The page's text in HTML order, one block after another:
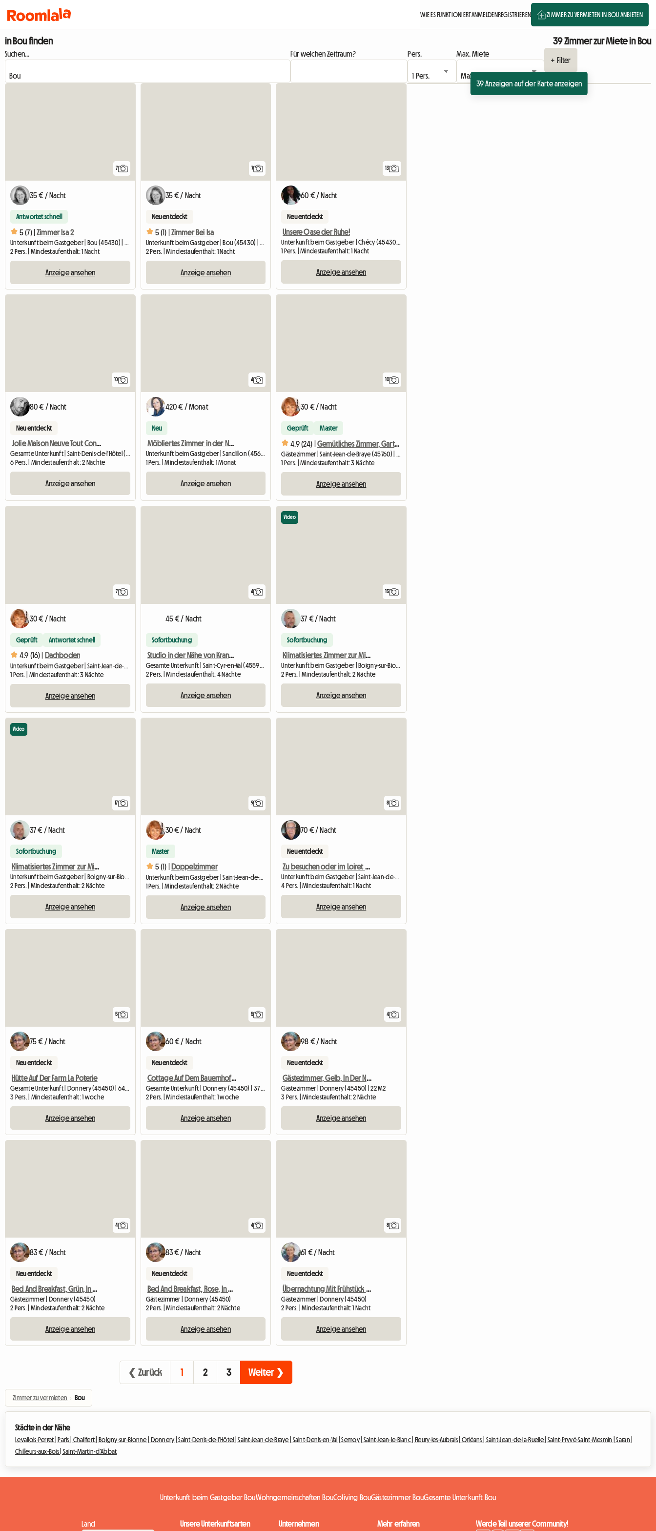
WIE ES FUNKTIONIERTANMELDENREGISTRIEREN ZIMMER ZU VERMIETEN IN BOU ANBIETEN
in Bou finden 39 Zimmer zur Miete in Bou
Suchen... Für welchen Zeitraum? Pers.
Max. Miete
+ Filter
39 Anzeigen auf der Karte anzeigen
7
35 € / Nacht
Antwortet schnell
5 (7) | Zimmer Isa 2
Unterkunft beim Gastgeber | Bou (45430) | 12 M2
2 Pers. | Mindestaufenthalt: 1 Nacht
Anzeige ansehen
7
35 € / Nacht
Neu entdeckt
5 (1) | Zimmer Bei Isa
Unterkunft beim Gastgeber | Bou (45430) | 12 M2
2 Pers. | Mindestaufenthalt: 1 Nacht
Anzeige ansehen
13
60 € / Nacht
Neu entdeckt
Unsere Oase der Ruhe!
Unterkunft beim Gastgeber | Chécy (45430) | 10 M2
1 Pers. | Mindestaufenthalt: 1 Nacht
Anzeige ansehen
10
80 € / Nacht
Neu entdeckt
Jolie Maison Neuve Tout Confort Idéal Professionnels
Gesamte Unterkunft | Saint-Denis-de-l'Hôtel (45550) | 80 M2
6 Pers. | Mindestaufenthalt: 2 Nächte
Anzeige ansehen
4
420 € / Monat
Neu
Möbliertes Zimmer in der Nähe von UNIVERSITÄT, UNIKLINIK, CNRS, BRGM, INRAE
Unterkunft beim Gastgeber | Sandillon (45640) | 10 M2
1 Pers. | Mindestaufenthalt: 1 Monat
Anzeige ansehen
10
30 € / Nacht
Geprüft Master
4.9 (24) | Gemütliches Zimmer, Gartenblick
Gästezimmer | Saint-Jean-de-Braye (45760) | 16 M2
1 Pers. | Mindestaufenthalt: 3 Nächte
Anzeige ansehen
7
30 € / Nacht
Geprüft Antwortet schnell
4.9 (16) | Dachboden
Unterkunft beim Gastgeber | Saint-Jean-de-Braye (45760) | 24 M2
1 Pers. | Mindestaufenthalt: 3 Nächte
Anzeige ansehen
4
45 € / Nacht
Sofortbuchung
Studio in der Nähe von Krankenhaus, CNRS, BRGM
2 Pers. | Mindestaufenthalt: 4 Nächte
Anzeige ansehen
15
Video
37 € / Nacht
Sofortbuchung
Klimatisiertes Zimmer zur Miete in einem Einfamilienhaus
2 Pers. | Mindestaufenthalt: 2 Nächte
Anzeige ansehen
17
Video
37 € / Nacht
Sofortbuchung
Klimatisiertes Zimmer zur Miete in einem Einfamilienhaus
Unterkunft beim Gastgeber | Boigny-sur-Bionne (45760) | 10 M2
2 Pers. | Mindestaufenthalt: 2 Nächte
Anzeige ansehen
9
30 € / Nacht
Master
5 (1) | Doppelzimmer
Unterkunft beim Gastgeber | Saint-Jean-de-Braye (45760) | 20 M2
1 Pers. | Mindestaufenthalt: 2 Nächte
Anzeige ansehen
8
70 € / Nacht
Neu entdeckt
Zu besuchen oder im Loiret zu arbeiten
Unterkunft beim Gastgeber | Saint-Jean-de-Braye (45800) | 35 M2
4 Pers. | Mindestaufenthalt: 1 Nacht
Anzeige ansehen
5
75 € / Nacht
Neu entdeckt
Hütte Auf Der Farm La Poterie
Gesamte Unterkunft | Donnery (45450) | 64 M2
3 Pers. | Mindestaufenthalt: 1 woche
Anzeige ansehen
5
60 € / Nacht
Neu entdeckt
Cottage Auf Dem Bauernhof La Poterie
Gesamte Unterkunft | Donnery (45450) | 37 M2
2 Pers. | Mindestaufenthalt: 1 woche
Anzeige ansehen
4
98 € / Nacht
Neu entdeckt
Gästezimmer, Gelb, In Der Nähe Von Orléans
Gästezimmer | Donnery (45450) | 22 M2
3 Pers. | Mindestaufenthalt: 2 Nächte
Anzeige ansehen
4
83 € / Nacht
Neu entdeckt
Bed And Breakfast, Grün, In Der Nähe Von Orléans
Gästezimmer | Donnery (45450)
2 Pers. | Mindestaufenthalt: 2 Nächte
Anzeige ansehen
4
83 € / Nacht
Neu entdeckt
Bed And Breakfast, Rose, In Der Nähe Von Orléans
Gästezimmer | Donnery (45450)
2 Pers. | Mindestaufenthalt: 2 Nächte
Anzeige ansehen
8
61 € / Nacht
Neu entdeckt
Übernachtung Mit Frühstück Auf Dem Bauernhof Poteri
Gästezimmer | Donnery (45450)
2 Pers. | Mindestaufenthalt: 1 Nacht
Anzeige ansehen
❮ Zurück 1 2 3 Weiter ❯
Zimmer zu vermieten › Bou
Städte in der Nähe
Levallois-Perret | Paris | Chalifert | Boigny-sur-Bionne | Donnery |Saint-Denis-de-l’Hôtel |Saint-Jean-de-Braye | Saint-Denis-en-Val |Semoy | Saint-Jean-le-Blanc | Fleury-les-Aubrais | Orléans | Saint-Jean-de-la-Ruelle | Saint-Pryvé-Saint-Mesmin |Saran |
Chilleurs-aux-Bois | Saint-Martin-d’Abbat
Unterkunft beim Gastgeber BouWohngemeinschaften BouColiving BouGästezimmer BouGesamte Unterkunft Bou
Land Unsere Unterkunftsarten Unternehmen Mehr erfahren Werde Teil unserer Community!